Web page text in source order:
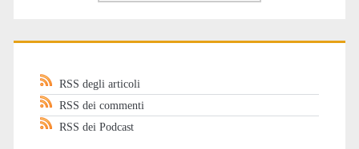
RSS degli articoli
RSS dei commenti
RSS dei Podcast